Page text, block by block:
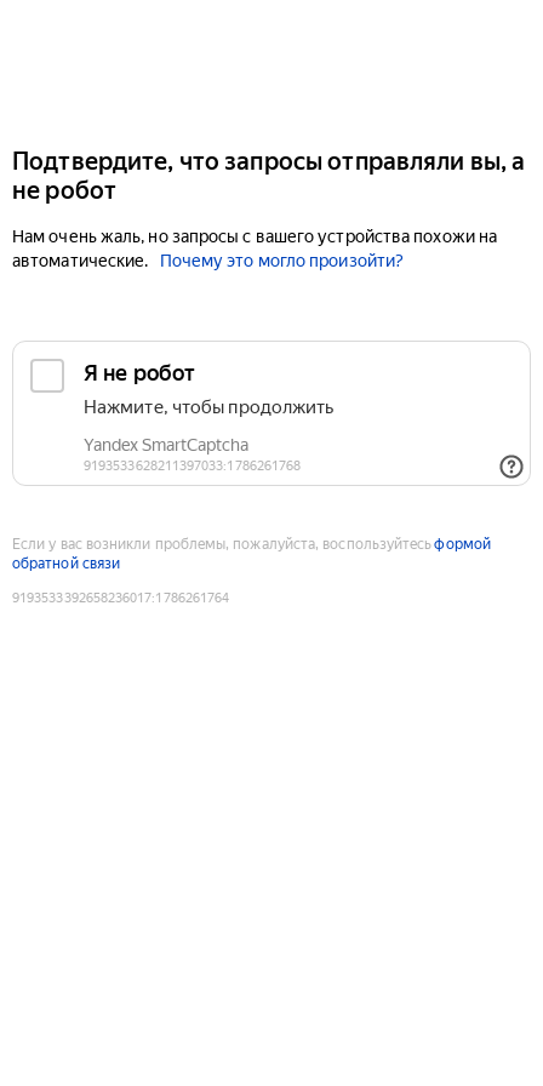
Подтвердите, что запросы отправляли вы, а
не робот
Нам очень жаль, но запросы с вашего устройства похожи на
автоматические.
Почему это могло произойти?
Если у вас возникли проблемы, пожалуйста, воспользуйтесьформой
обратной связи
9193533392658236017:1786261764